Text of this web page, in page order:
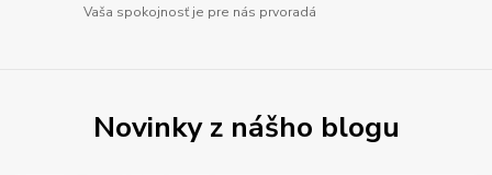
Vaša spokojnosť je pre nás prvoradá
Novinky z nášho blogu